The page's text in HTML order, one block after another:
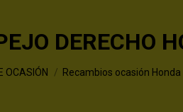
DERECHO
OCASIÓN Recambios ocasión Honda